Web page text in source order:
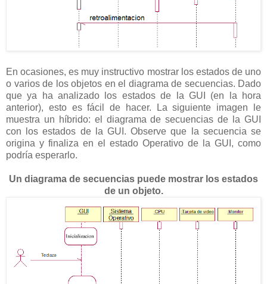
En ocasiones, es muy instructivo mostrar los estados de uno
o varios de los objetos en el diagrama de secuencias. Dado
que ya ha analizado los estados de la GUI (en la hora
anterior), esto es fácil de hacer. La siguiente imagen le
muestra un híbrido: el diagrama de secuencias de la GUI
con los estados de la GUI. Observe que la secuencia se
origina y finaliza en el estado Operativo de la GUI, como
podría esperarlo.
Un diagrama de secuencias puede mostrar los estados
de un objeto.